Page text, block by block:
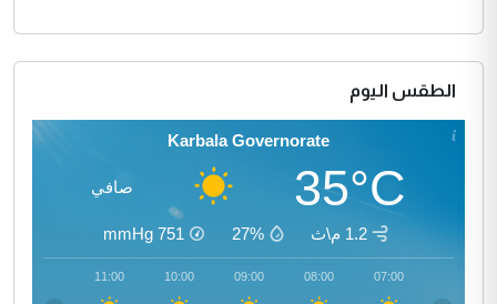
الطقس اليوم
Karbala Governorate
35°C صافي
1.2 م\ث 27%
751
mmHg
07:00
08:00
09:00
10:00
11:00